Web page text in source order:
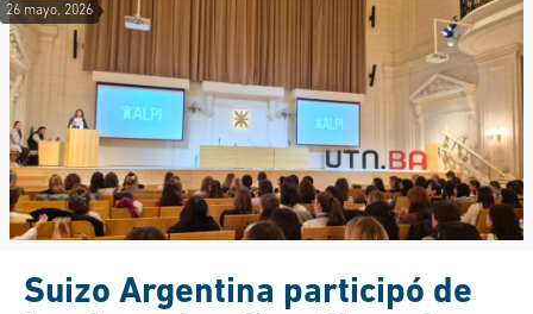
26 mayo, 2026
Suizo Argentina participó de